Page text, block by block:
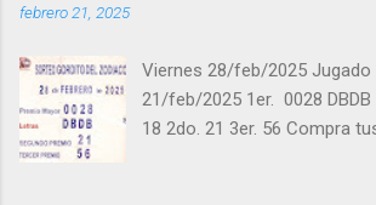
febrero 21, 2025
Viernes 28/feb/2025 Jugado
21/feb/2025 1er. 0028 DBDB
18 2do. 21 3er. 56 Compra